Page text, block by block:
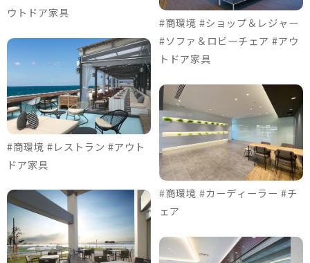
ウトドア家具
#商環境 #レストラン #アウト
ドア家具
#商環境 #ショップ＆レジャー
#ソファ＆ロビーチェア #アウ
トドア家具
#商環境 #カーディーラー #チ
ェア